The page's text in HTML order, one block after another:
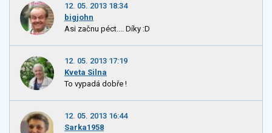
12. 05. 2013 18:34
bigjohn
Asi začnu péct.... Díky :D
12. 05. 2013 17:19
Kveta Silna
To vypadá dobře !
12. 05. 2013 16:44
Sarka1958